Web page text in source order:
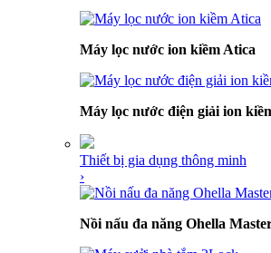
Máy lọc nước ion kiềm Atica
Máy lọc nước điện giải ion
Thiết bị gia dụng thông minh
›
Nồi nấu đa năng Ohella